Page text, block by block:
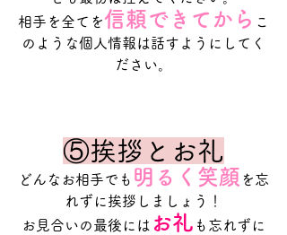
相手を全てを信頼できてから こ
のような個人情報は話すようにしてく
ださい。
⑤挨拶とお礼
どんなお相手でも 明るく笑顔 を忘
れずに挨拶しましょう！
お見合いの最後には お礼 も忘れずに